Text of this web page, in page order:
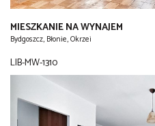
MIESZKANIE NA WYNAJEM
Bydgoszcz, Błonie, Okrzei
LIB-MW-1310